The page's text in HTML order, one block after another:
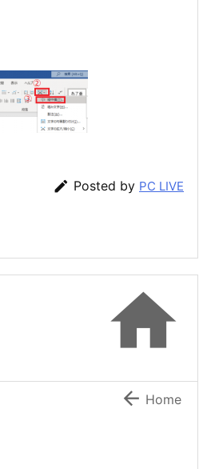
 Posted by PC LIVE

 Home